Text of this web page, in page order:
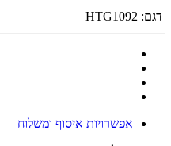
דגם: HTG1092
אפשרויות איסוף ומשלוח